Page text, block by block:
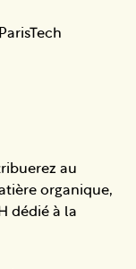
au
organique,
dédié à la